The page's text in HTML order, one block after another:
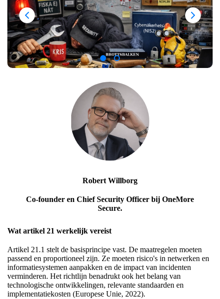
Robert Willborg
Co-founder en Chief Security Officer bij OneMore
Secure.
Wat artikel 21 werkelijk vereist
Artikel 21.1 stelt de basisprincipe vast. De maatregelen moeten
passend en proportioneel zijn. Ze moeten risico's in netwerken en
informatiesystemen aanpakken en de impact van incidenten
verminderen. Het richtlijn benadrukt ook het belang van
technologische ontwikkelingen, relevante standaarden en
implementatiekosten (Europese Unie, 2022).